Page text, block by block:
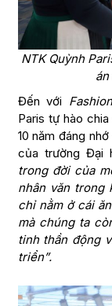
NTK Quỳnh
Đến với
Paris tự hào
10 năm đáng
của trường Đại
trong đời của
nhân văn trong
chỉ nằm ở cái
màchúng ta
tinh thần động
triển”.